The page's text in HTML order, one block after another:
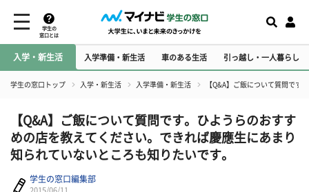
学生の
窓口とは
入学・新生活 入学準備・新生活 車のある生活 引っ越し・一人暮らし
学生の窓口トップ 入学・新生活 入学準備・新生活 【Q&A】ご飯について質問です
【Q&A】ご飯について質問です。ひようらのおすす
めの店を教えてください。できれば慶應生にあまり
知られていないところも知りたいです。
学生の窓口編集部
2015/06/11